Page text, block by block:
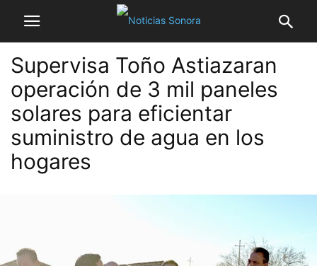
Supervisa Toño Astiazaran
operación de 3 mil paneles
solares para eficientar
suministro de agua en los
hogares